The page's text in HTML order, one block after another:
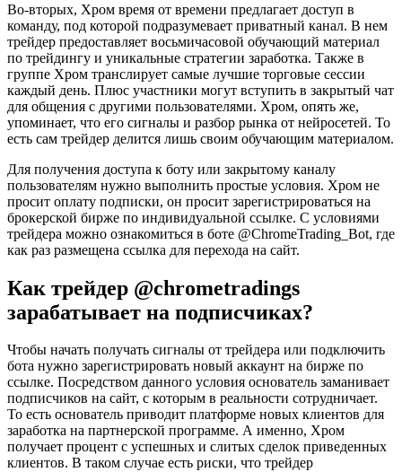
Во-вторых, Хром время от времени предлагает доступ в
команду, под которой подразумевает приватный канал. В нем
трейдер предоставляет восьмичасовой обучающий материал
по трейдингу и уникальные стратегии заработка. Также в
группе Хром транслирует самые лучшие торговые сессии
каждый день. Плюс участники могут вступить в закрытый чат
для общения с другими пользователями. Хром, опять же,
упоминает, что его сигналы и разбор рынка от нейросетей. То
есть сам трейдер делится лишь своим обучающим материалом.
Для получения доступа к боту или закрытому каналу
пользователям нужно выполнить простые условия. Хром не
просит оплату подписки, он просит зарегистрироваться на
брокерской бирже по индивидуальной ссылке. С условиями
трейдера можно ознакомиться в боте @ChromeTrading_Bot, где
как раз размещена ссылка для перехода на сайт.
Как трейдер @chrometradings
зарабатывает на подписчиках?
Чтобы начать получать сигналы от трейдера или подключить
бота нужно зарегистрировать новый аккаунт на бирже по
ссылке. Посредством данного условия основатель заманивает
подписчиков на сайт, с которым в реальности сотрудничает.
То есть основатель приводит платформе новых клиентов для
заработка на партнерской программе. А именно, Хром
получает процент с успешных и слитых сделок приведенных
клиентов. В таком случае есть риски, что трейдер